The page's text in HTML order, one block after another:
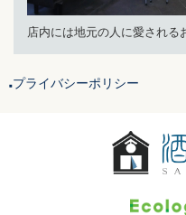
店内には地元の人に愛される
プライバシーポリシー